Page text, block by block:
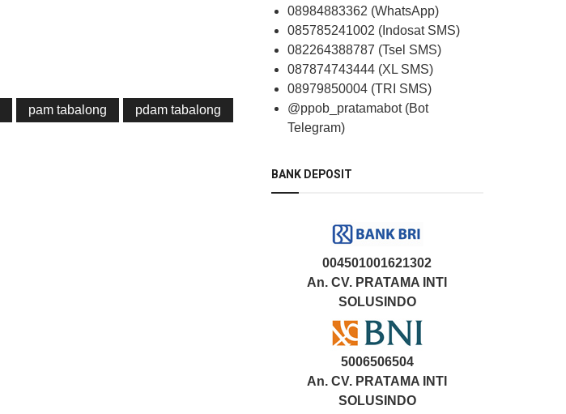
pam tabalong pdam tabalong
08984883362 (WhatsApp)
085785241002 (Indosat SMS)
082264388787 (Tsel SMS)
087874743444 (XL SMS)
08979850004 (TRI SMS)
@ppob_pratamabot (Bot
Telegram)
BANK DEPOSIT
004501001621302
An. CV. PRATAMA INTI
SOLUSINDO
5006506504
An. CV. PRATAMA INTI
SOLUSINDO